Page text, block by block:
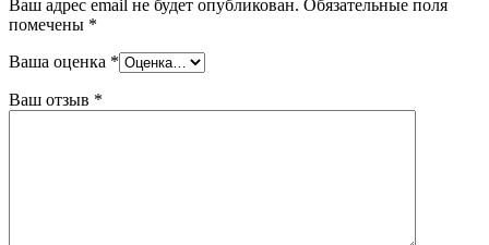
Ваш адрес email не будет опубликован. Обязательные поля
помечены *
Ваша оценка *
Ваш отзыв *